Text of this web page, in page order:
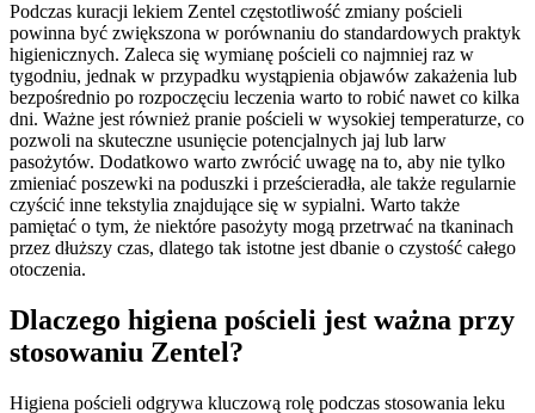
Podczas kuracji lekiem Zentel częstotliwość zmiany pościeli
powinna być zwiększona w porównaniu do standardowych praktyk
higienicznych. Zaleca się wymianę pościeli co najmniej raz w
tygodniu, jednak w przypadku wystąpienia objawów zakażenia lub
bezpośrednio po rozpoczęciu leczenia warto to robić nawet co kilka
dni. Ważne jest również pranie pościeli w wysokiej temperaturze, co
pozwoli na skuteczne usunięcie potencjalnych jaj lub larw
pasożytów. Dodatkowo warto zwrócić uwagę na to, aby nie tylko
zmieniać poszewki na poduszki i prześcieradła, ale także regularnie
czyścić inne tekstylia znajdujące się w sypialni. Warto także
pamiętać o tym, że niektóre pasożyty mogą przetrwać na tkaninach
przez dłuższy czas, dlatego tak istotne jest dbanie o czystość całego
otoczenia.
Dlaczego higiena pościeli jest ważna przy
stosowaniu Zentel?
Higiena pościeli odgrywa kluczową rolę podczas stosowania leku